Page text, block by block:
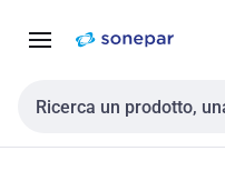
navigazione alla
Cerca input